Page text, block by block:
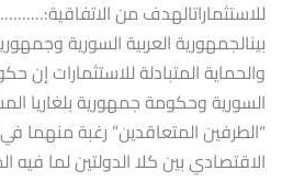
للاستثماراتالهدف من
بينالجمهورية العربية السورية
والحماية المتبادلة للاستثمارات إن
السورية وحكومة جمهورية بلغاريا
“الطرفين المتعاقدين” رغبة منهما في
الاقتصادي بين كلا الدولتين لما